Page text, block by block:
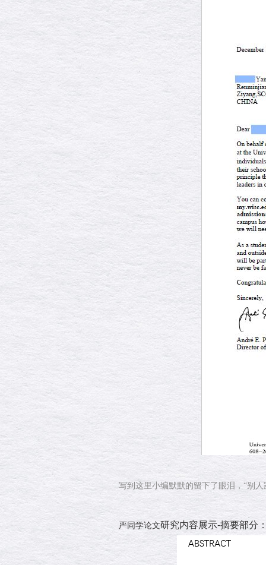
写到这里小编默默的留下了眼泪，“别
严同学论文研究内容展示-摘要部分